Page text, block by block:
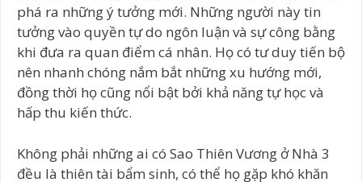
phá ra những ý tưởng mới. Những người này tin
tưởng vào quyền tự do ngôn luận và sự công bằng
khi đưa ra quan điểm cá nhân. Họ có tư duy tiến bộ
nên nhanh chóng nắm bắt những xu hướng mới,
đồng thời họ cũng nổi bật bởi khả năng tự học và
hấp thu kiến thức.
Không phải những ai có Sao Thiên Vương ở Nhà 3
đều là thiên tài bẩm sinh, có thể họ gặp khó khăn